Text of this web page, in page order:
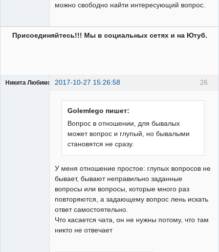
можно свободно найти интересующий вопрос.
Присоединяйтесь!!! Мы в социальных сетях и на Ютуб.
26
Никита Любимов 2017-10-27 15:26:58
Golemlego пишет:
Вопрос в отношении, для бывалых
может вопрос и глупый, но бывалыми
становятся не сразу.
У меня отношение простое: глупых вопросов не
бывает, бывают неправильно заданные
вопросы или вопросы, которые много раз
повторяются, а задающему вопрос лень искать
ответ самостоятельно.
Что касается чата, он не нужны потому, что там
никто не отвечает